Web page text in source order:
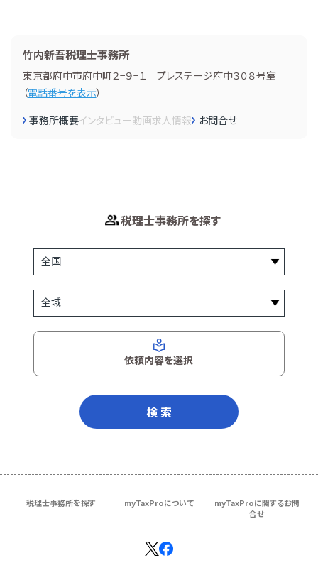
竹内新吾税理士事務所
東京都府中市府中町２−９−１ プレステージ府中３０８号室
（電話番号を表示）
事務所概要インタビュー動画求人情報 お問合せ
税理士事務所を探す
依頼内容を選択
検 索
税理士事務所を探す myTaxProについて
myTaxProに関するお問
合せ